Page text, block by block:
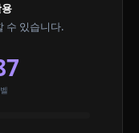
용
수 있습니다.